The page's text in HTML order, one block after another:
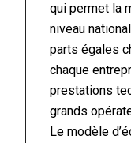
qui permet la
niveau
parts égales
chaque
prestations
grands
Le modèle